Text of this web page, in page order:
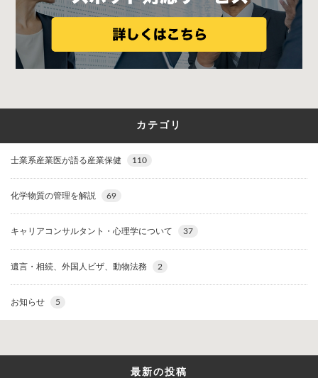
カテゴリ
士業系産業医が語る産業保健 110
化学物質の管理を解説 69
キャリアコンサルタント・心理学について 37
遺言・相続、外国人ビザ、動物法務 2
お知らせ 5
最新の投稿